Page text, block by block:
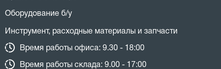
Оборудование б/у
Инструмент, расходные материалы и запчасти
Время работы офиса: 9.30 - 18:00
Время работы склада: 9.00 - 17:00